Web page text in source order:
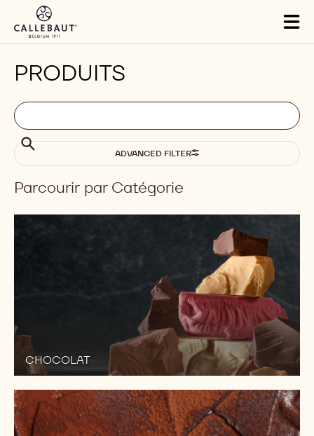
Skip to main content
PRODUITS
Filters
Filters:
search
Chercher
Chercher ADVANCED FILTER
Results
Parcourir par Catégorie
CHOCOLAT